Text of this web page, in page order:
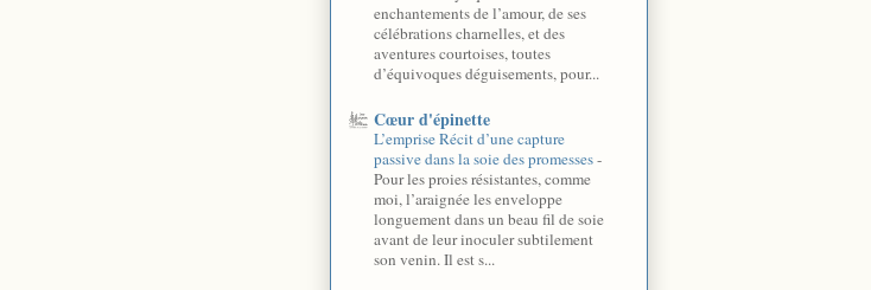
enchantements de l’amour, de ses
célébrations charnelles, et des
aventures courtoises, toutes
d’équivoques déguisements, pour...
Cœur d'épinette
L’emprise Récit d’une capture
passive dans la soie des promesses-
Pour les proies résistantes, comme
moi, l’araignée les enveloppe
longuement dans un beau fil de soie
avant de leur inoculer subtilement
son venin. Il est s...